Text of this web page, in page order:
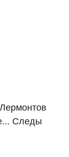
Следы